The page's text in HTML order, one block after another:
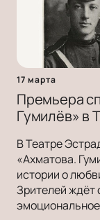
17 марта
Премьера
Гумилёв» в
В Театре
«Ахматова.
истории о
Зрителей ждёт